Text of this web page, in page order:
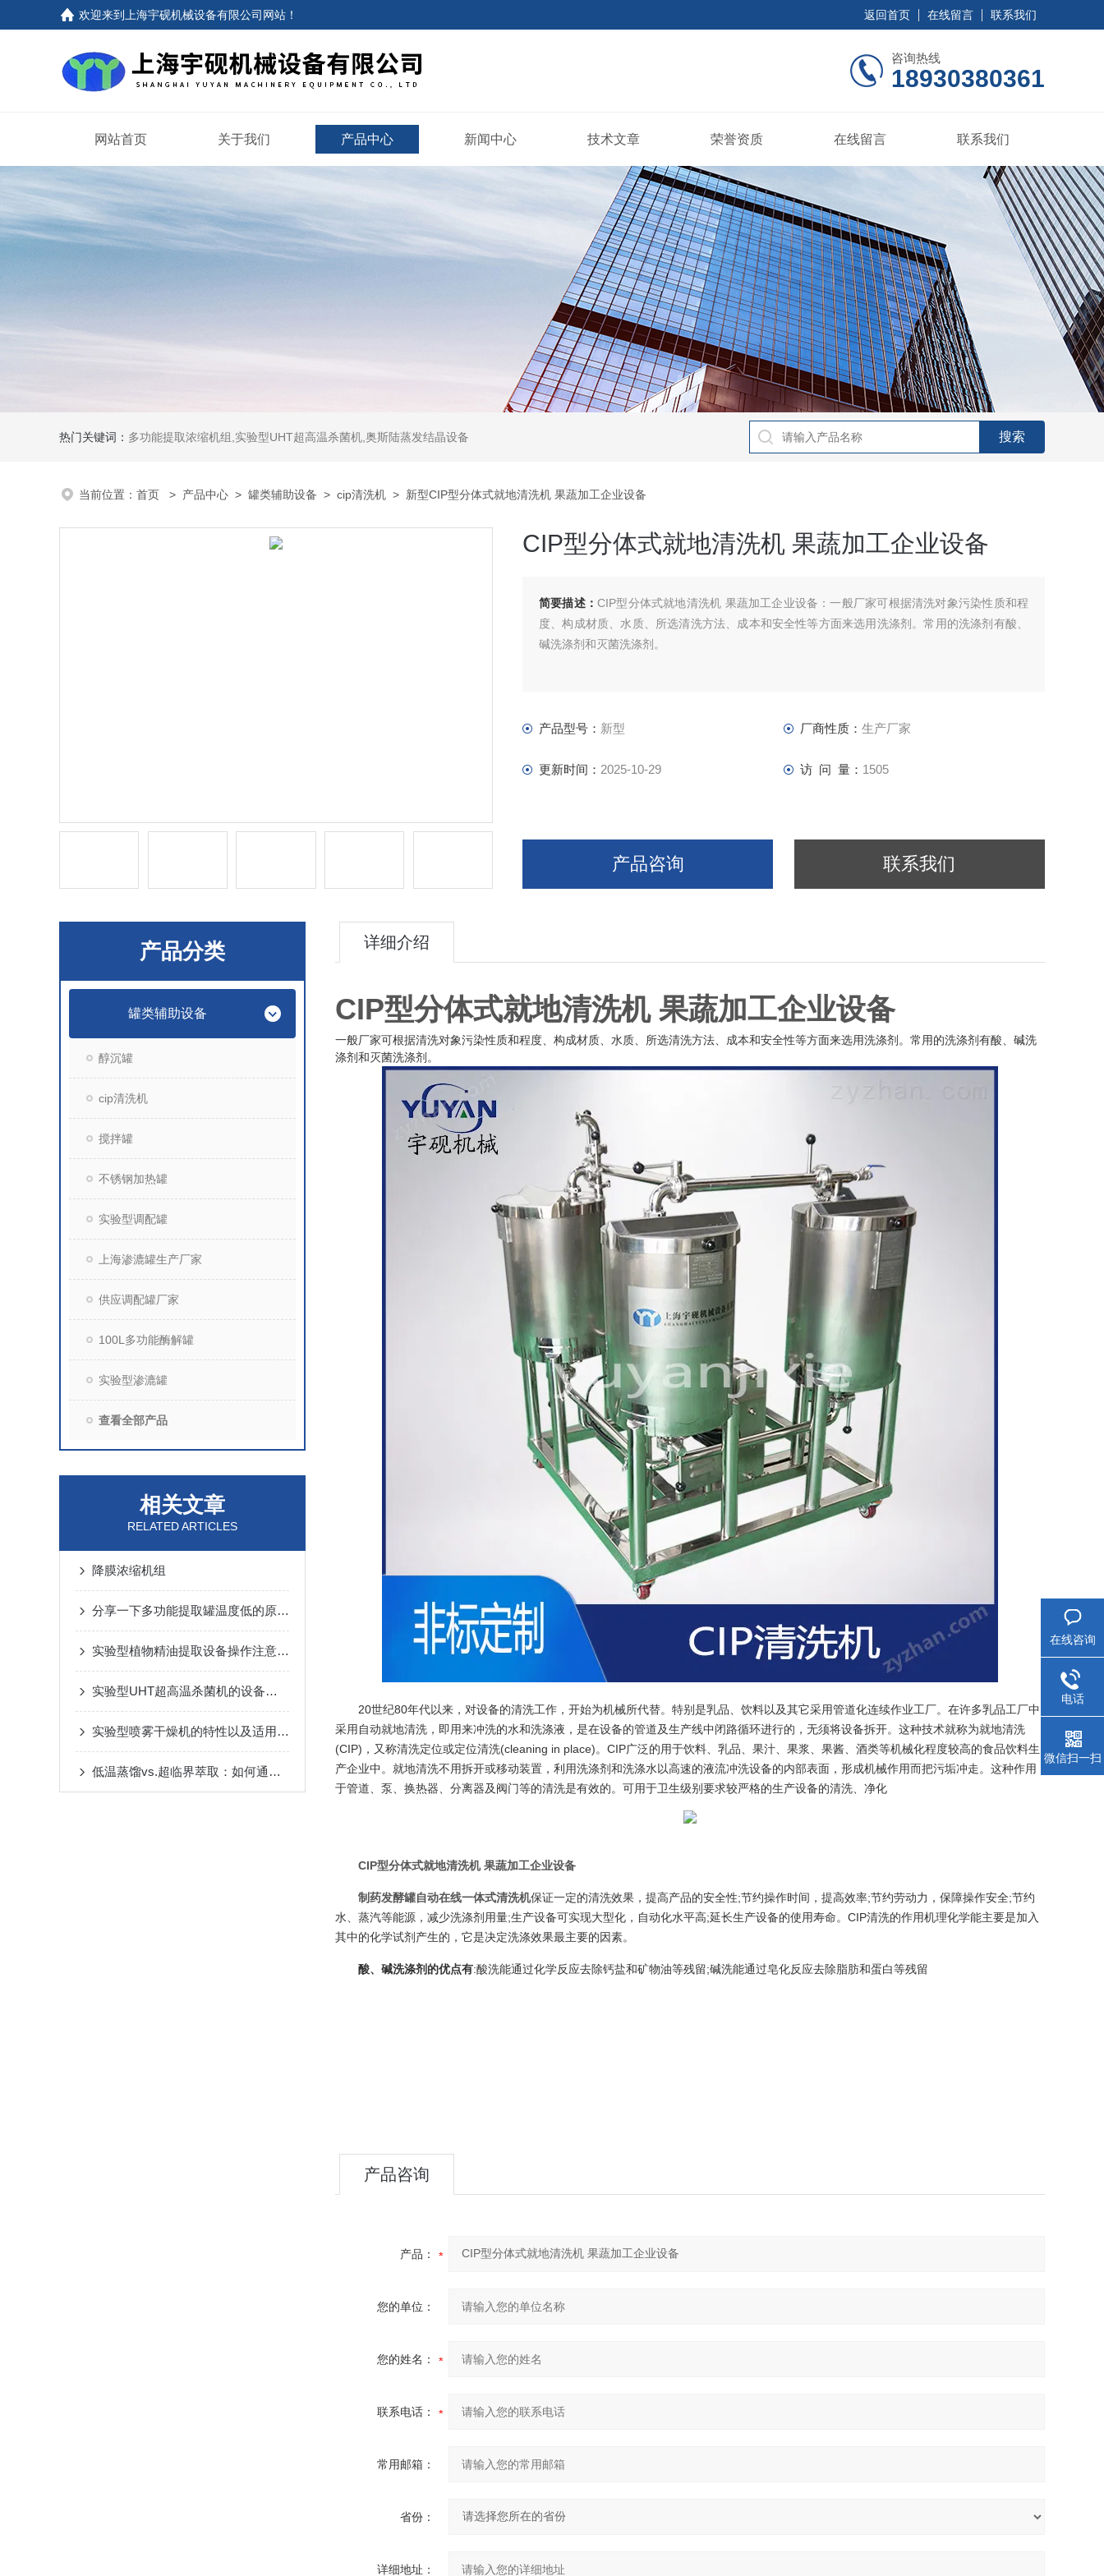
欢迎来到上海宇砚机械设备有限公司网站！ 返回首页 在线留言 联系我们
咨询热线
18930380361
网站首页 关于我们 产品中心 新闻中心 技术文章 荣誉资质 在线留言 联系我们
热门关键词： 多功能提取浓缩机组,实验型UHT超高温杀菌机,奥斯陆蒸发结晶设备
当前位置： 首页 > 产品中心 > 罐类辅助设备 > cip清洗机 > 新型CIP型分体式就地清洗机 果蔬加工企业设备
CIP型分体式就地清洗机 果蔬加工企业设备
简要描述：CIP型分体式就地清洗机 果蔬加工企业设备：一般厂家可根据清洗对象污染性质和程
度、构成材质、水质、所选清洗方法、成本和安全性等方面来选用洗涤剂。常用的洗涤剂有酸、
碱洗涤剂和灭菌洗涤剂。
产品型号： 新型 厂商性质： 生产厂家
更新时间： 2025-10-29 访 问 量： 1505
产品咨询 联系我们
产品分类
罐类辅助设备
醇沉罐
cip清洗机
搅拌罐
不锈钢加热罐
实验型调配罐
上海渗漉罐生产厂家
供应调配罐厂家
100L多功能酶解罐
实验型渗漉罐
查看全部产品
相关文章
RELATED ARTICLES
降膜浓缩机组
分享一下多功能提取罐温度低的原因与解决方法
实验型植物精油提取设备操作注意事项科普
实验型UHT超高温杀菌机的设备特点和基本功能
实验型喷雾干燥机的特性以及适用范围
低温蒸馏vs.超临界萃取：如何通过植物精油提取分离设备保留活性成分？
详细介绍
CIP型分体式就地清洗机 果蔬加工企业设备
一般厂家可根据清洗对象污染性质和程度、构成材质、水质、所选清洗方法、成本和安全性等方面来选用洗涤剂。常用的洗涤剂有酸、碱洗
涤剂和灭菌洗涤剂。
20世纪80年代以来，对设备的清洗工作，开始为机械所代替。特别是乳品、饮料以及其它采用管道化连续作业工厂。在许多乳品工厂中
采用自动就地清洗，即用来冲洗的水和洗涤液，是在设备的管道及生产线中闭路循环进行的，无须将设备拆开。这种技术就称为就地清洗
(CIP)，又称清洗定位或定位清洗(cleaning in place)。CIP广泛的用于饮料、乳品、果汁、果浆、果酱、酒类等机械化程度较高的食品饮料生
产企业中。就地清洗不用拆开或移动装置，利用洗涤剂和洗涤水以高速的液流冲洗设备的内部表面，形成机械作用而把污垢冲走。这种作用
于管道、泵、换热器、分离器及阀门等的清洗是有效的。可用于卫生级别要求较严格的生产设备的清洗、净化
CIP型分体式就地清洗机 果蔬加工企业设备
制药发酵罐自动在线一体式清洗机保证一定的清洗效果，提高产品的安全性;节约操作时间，提高效率;节约劳动力，保障操作安全;节约
水、蒸汽等能源，减少洗涤剂用量;生产设备可实现大型化，自动化水平高;延长生产设备的使用寿命。CIP清洗的作用机理化学能主要是加入
其中的化学试剂产生的，它是决定洗涤效果最主要的因素。
酸、碱洗涤剂 的优点有:酸洗能通过化学反应去除钙盐和矿物油等残留;碱洗能通过皂化反应去除脂肪和蛋白等残留
产品咨询
产品：
您的单位：
您的姓名：
联系电话：
常用邮箱：
省份：
详细地址：
在线咨询
电话
微信扫一扫